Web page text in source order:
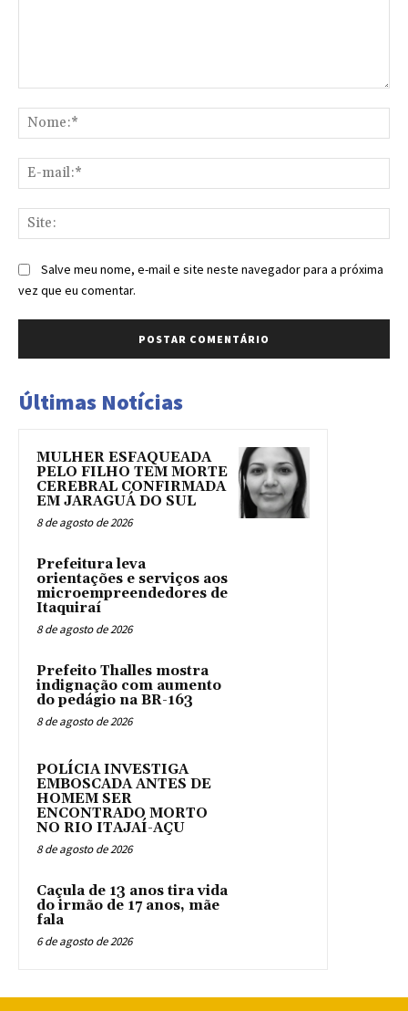
Salve meu nome, e-mail e site neste navegador para a próxima
vez que eu comentar.
Últimas Notícias
MULHER ESFAQUEADA
PELO FILHO TEM MORTE
CEREBRAL CONFIRMADA
EM JARAGUÁ DO SUL
8 de agosto de 2026
Prefeitura leva
orientações e serviços aos
microempreendedores de
Itaquiraí
8 de agosto de 2026
Prefeito Thalles mostra
indignação com aumento
do pedágio na BR-163
8 de agosto de 2026
POLÍCIA INVESTIGA
EMBOSCADA ANTES DE
HOMEM SER
ENCONTRADO MORTO
NO RIO ITAJAÍ-AÇU
8 de agosto de 2026
Caçula de 13 anos tira vida
do irmão de 17 anos, mãe
fala
6 de agosto de 2026